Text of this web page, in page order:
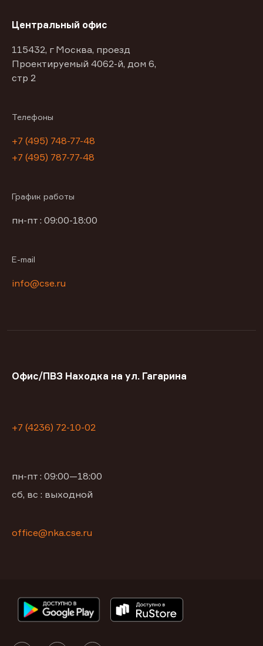
Центральный офис
115432, г Москва, проезд
Проектируемый 4062-й, дом 6,
стр 2
Телефоны
+7 (495) 748-77-48
+7 (495) 787-77-48
График работы
пн-пт : 09:00-18:00
E-mail
info@cse.ru
Офис/ПВЗ Находка на ул. Гагарина
+7 (4236) 72-10-02
пн-пт : 09:00—18:00
сб, вс : выходной
office@nka.cse.ru